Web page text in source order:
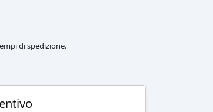
di spedizione.